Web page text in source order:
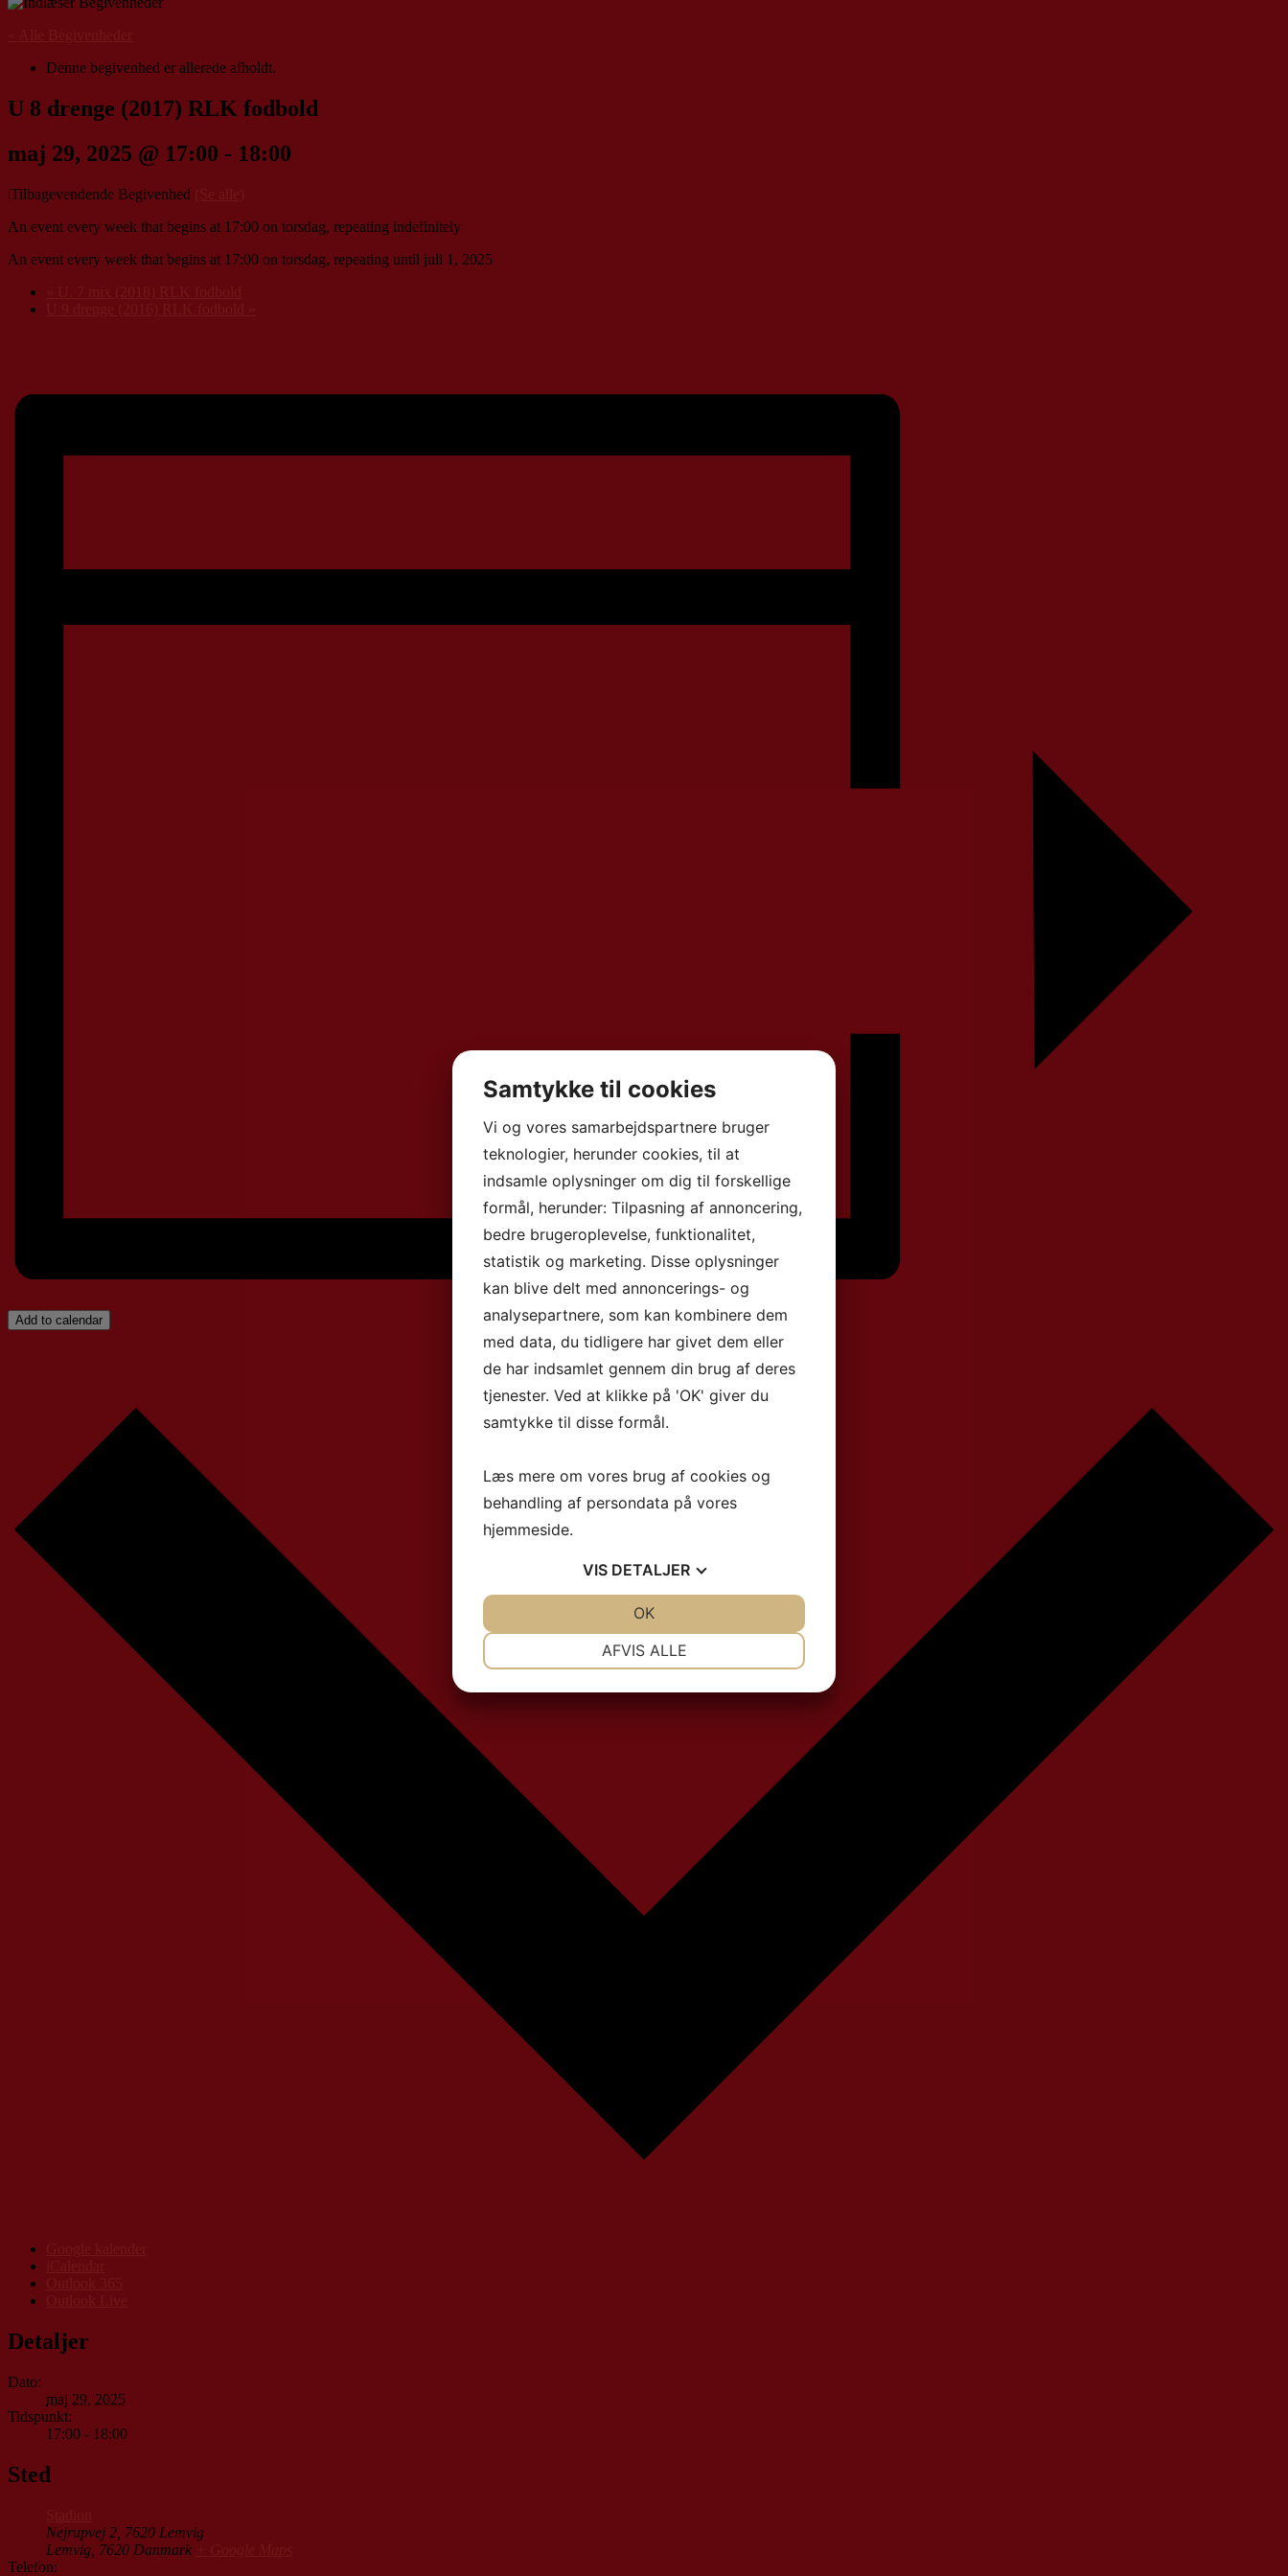
Denne begivenhed er allerede afholdt.
U 8 drenge (2017) RLK fodbold
maj 29, 2025 @ 17:00 - 18:00
|Tilbagevendende Begivenhed
An event every week that begins at 17:00 on torsdag, repeating indefinitely
An event every week that begins at 17:00 on torsdag, repeating until juli 1, 2025
Add to calendar
Detaljer
Dato:
maj 29, 2025
Tidspunkt:
17:00 - 18:00
Sted
Nejrupvej 2, 7620 Lemvig
Lemvig 7620 Danmark
Telefon:
Samtykke til cookies
Vi og vores samarbejdspartnere bruger
teknologier, herunder cookies, til at
indsamle oplysninger om dig til forskellige
formål, herunder: Tilpasning af annoncering,
bedre brugeroplevelse, funktionalitet,
statistik og marketing. Disse oplysninger
kan blive delt med annoncerings- og
analysepartnere, som kan kombinere dem
med data, du tidligere har givet dem eller
de har indsamlet gennem din brug af deres
tjenester. Ved at klikke på 'OK' giver du
samtykke til disse formål.
Læs mere om vores brug af cookies og
behandling af persondata på vores
hjemmeside.
VIS DETALJER
AFVIS ALLE
OK